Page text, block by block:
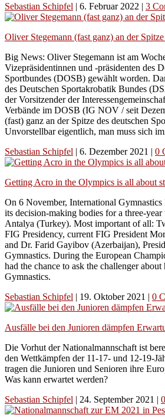
Sebastian Schipfel | 6. Februar 2022 | 3
Oliver Stegemann (fast ganz) an der
Big News: Oliver Stegemann ist am
Vizepräsidentinnen und -präsidenten des
Sportbundes (DOSB) gewählt worden.
des Deutschen Sportakrobatik Bundes
der Vorsitzender der
Verbände im DOSB (IG NOV / seit
(fast) ganz an der Spitze des deutschen
Unvorstellbar eigentlich, man muss sich
Sebastian Schipfel | 6. Dezember 2021 | 0
Getting Acro in the Olympics is all about
On 6 November, International
its decision-making bodies for a three-year
Antalya (Turkey). Most important of all:
FIG Presidency, current FIG President
and Dr. Farid Gayibov (Azerbaijan),
Gymnastics. During the European
had the chance to ask the challenger
Gymnastics.
Sebastian Schipfel | 19. Oktober 2021 | 0
Ausfälle bei den Junioren dämpfen
Die Vorhut der Nationalmannschaft ist
den Wettkämpfen der 11-17- und 12-19-
tragen die Junioren und Senioren ihre
Was kann erwartet werden?
Sebastian Schipfel | 24. September 2021 |